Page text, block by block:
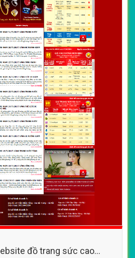
đồ trang sức cao